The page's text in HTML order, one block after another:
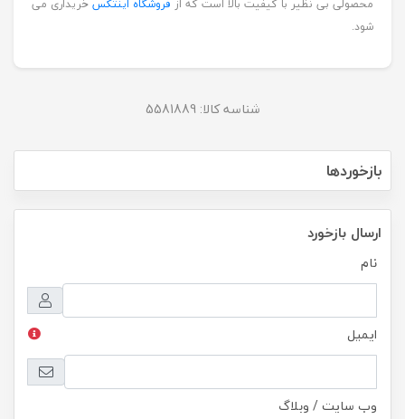
محصولی بی نظیر با کیفیت بالا است که از فروشگاه اینتکسخریداری می
شود.
شناسه کالا: 5581889
بازخوردها
ارسال بازخورد
نام
ایمیل
وب سایت / وبلاگ